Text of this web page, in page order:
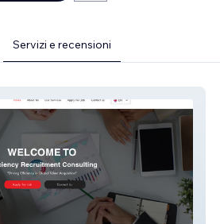
Servizi e recensioni